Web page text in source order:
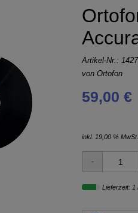
Artikel-Nr.: 1427
von Ortofon
59,00 €
inkl. 19,00 %
Lieferzeit: 1